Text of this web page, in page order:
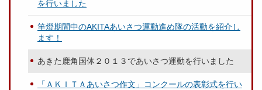
を行いました
竿燈期間中のAKITAあいさつ運動進め隊の活動を紹介し
ます！
あきた鹿角国体２０１３であいさつ運動を行いました
「ＡＫＩＴＡあいさつ作文」コンクールの表彰式を行い